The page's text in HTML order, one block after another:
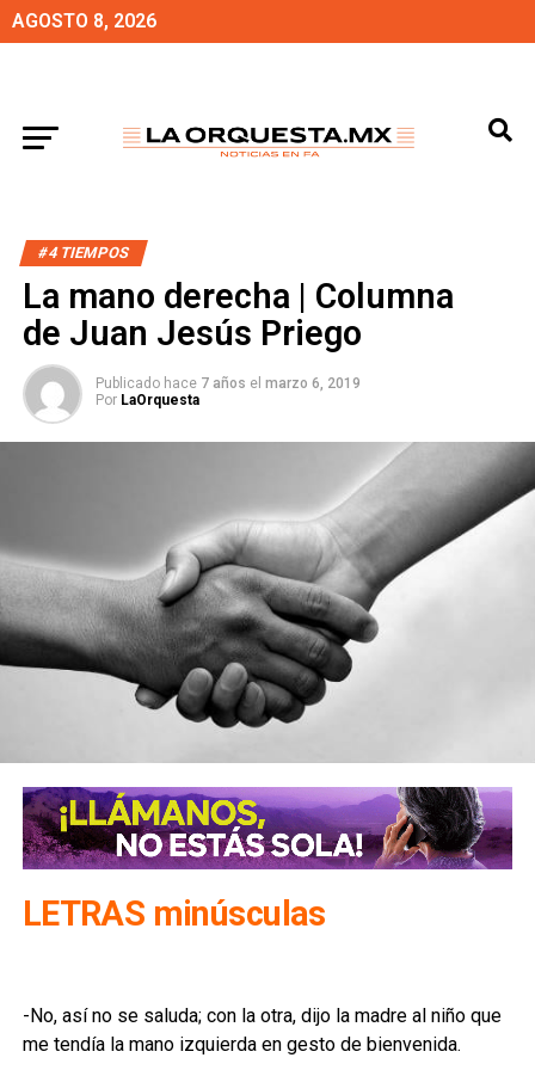
AGOSTO 8, 2026
#4 TIEMPOS
La mano derecha | Columna
de Juan Jesús Priego
Publicado hace 7 años el marzo 6, 2019
Por LaOrquesta
LETRAS minúsculas
-No, así no se saluda; con la otra, dijo la madre al niño que
me tendía la mano izquierda en gesto de bienvenida.